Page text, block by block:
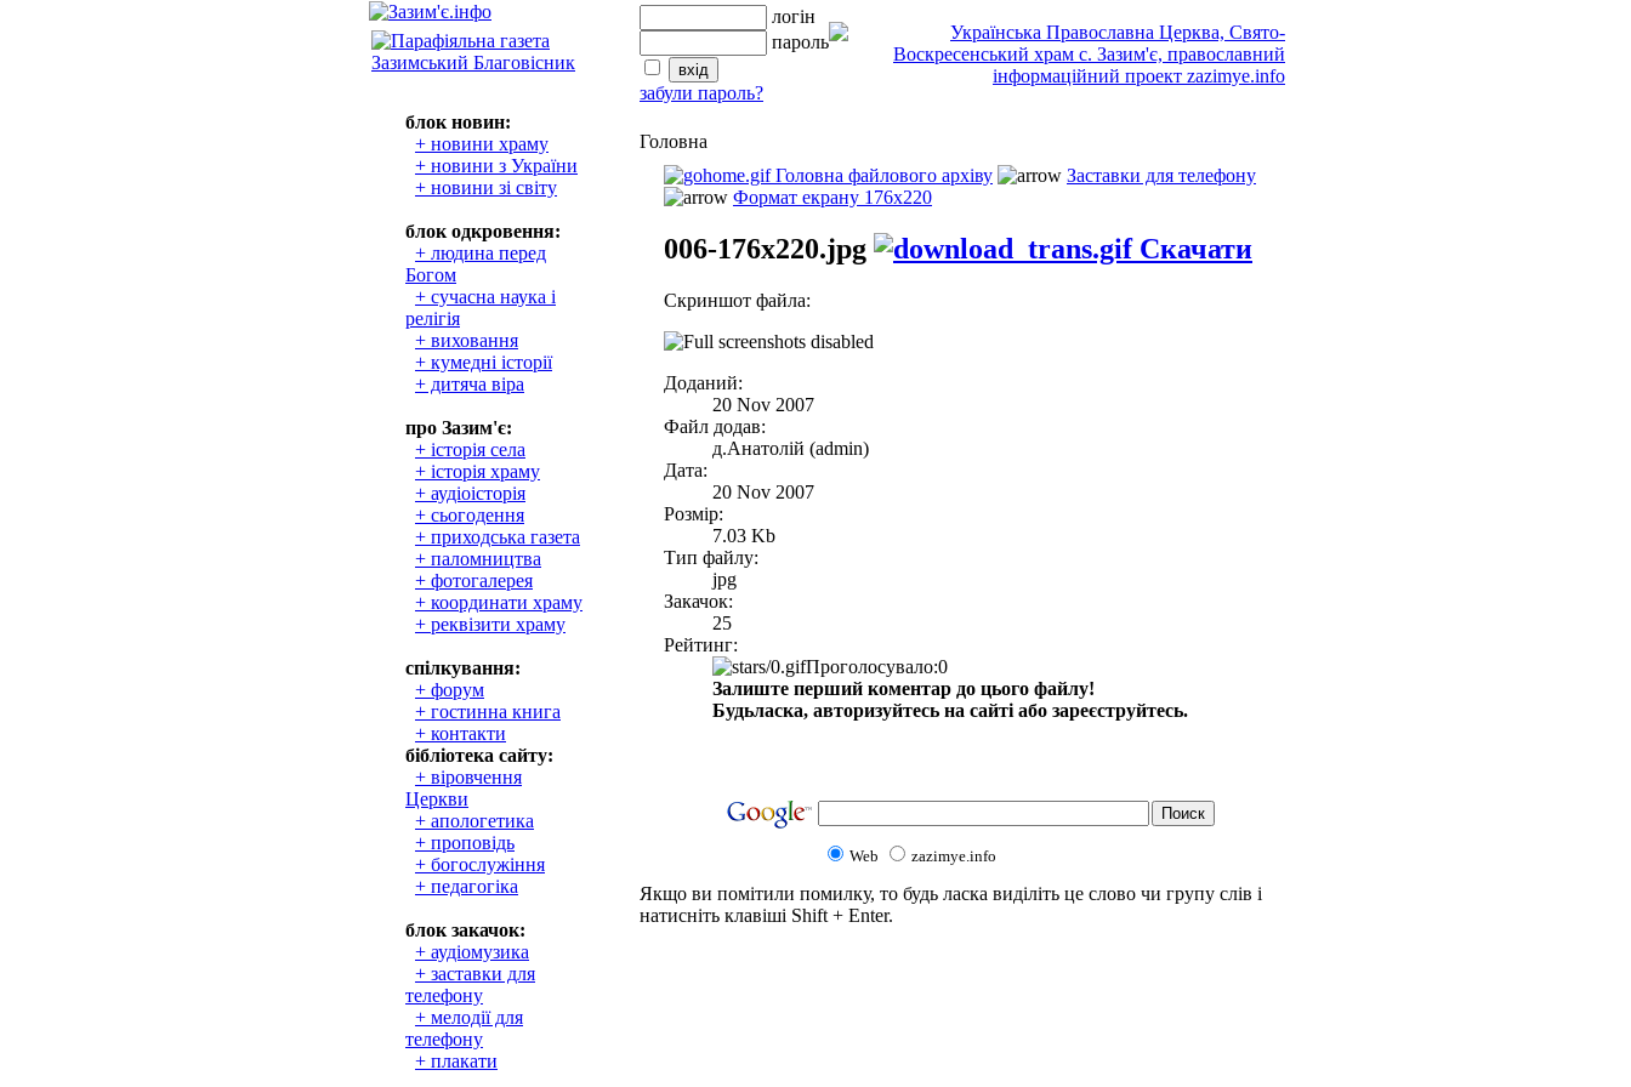
блок новин:
+ новини храму
+ новини з України
+ новини зі світу
блок одкровення:
+ людина перед
Богом
+ сучасна наука і
релігія
+ виховання
+ кумедні історії
+ дитяча віра
про Зазим'є:
+ історія села
+ історія храму
+ аудіоісторія
+ сьогодення
+ приходська газета
+ паломництва
+ фотогалерея
+ координати храму
+ реквізити храму
спілкування:
+ форум
+ гостинна книга
+ контакти
бібліотека сайту:
+ віровчення
Церкви
+ апологетика
+ проповідь
+ богослужіння
+ педагогіка
блок закачок:
+ аудіомузика
+ заставки для
телефону
+ мелодії для
телефону
+ плакати
логін
пароль
забули пароль?
Головна
Головна файлового архіву
Заставки для телефону
Формат екрану 176x220
006-176x220.jpg Скачати
Скриншот файла:
Доданий:
20 Nov 2007
Файл додав:
д.Анатолій (admin)
Дата:
20 Nov 2007
Розмір:
7.03 Kb
Тип файлу:
jpg
Закачок:
25
Рейтинг:
Проголосувало:0
Залиште перший коментар до цього файлу!
Будьласка, авторизуйтесь на сайті або зареєструйтесь.
Web zazimye.info
Якщо ви помітили помилку, то будь ласка виділіть це слово чи групу слів і
натисніть клавіші Shift + Enter.